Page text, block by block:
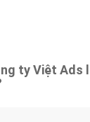
ty Việt Ads